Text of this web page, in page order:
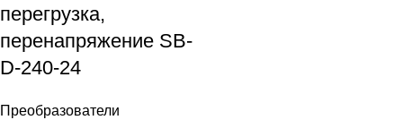
перегрузка,
перенапряжение SB-
D-240-24
Преобразователи